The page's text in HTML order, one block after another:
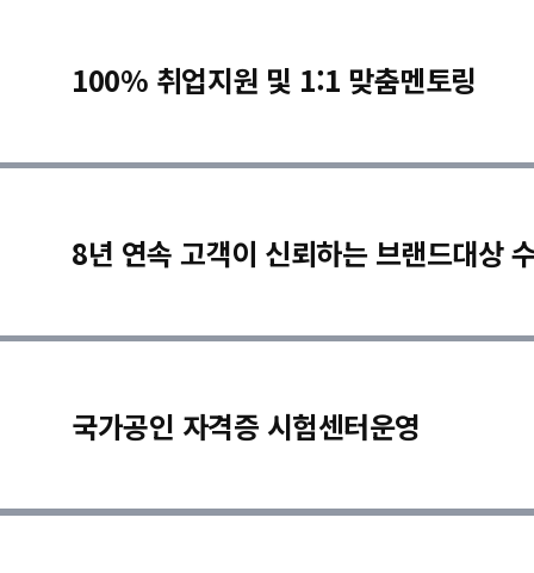
100% 취업지원 및 1:1 맞춤멘토링
8년 연속 고객이 신뢰하는 브랜드대상
국가공인 자격증 시험센터운영